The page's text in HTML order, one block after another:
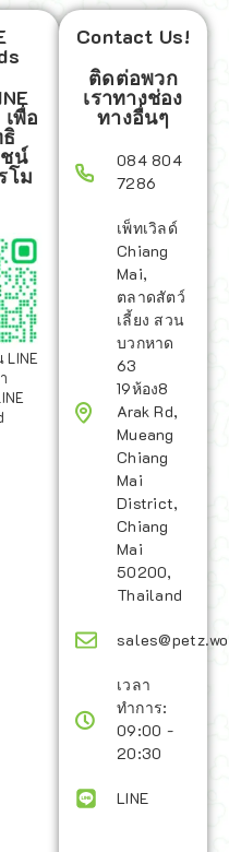
พื่อ
น์
โม
LINE
Contact Us!
ติดต่อพวก
เราทางช่อง
ทางอื่นๆ
084 804
7286
เพ็ทเวิลด์
Chiang
Mai,
ตลาดสัตว์
เลี้ยง สวน
บวกหาด
63
19ห้อง8
Arak Rd,
Mueang
Chiang
Mai
District,
Chiang
Mai
50200,
Thailand
เวลา
ทำการ:
09:00 -
20:30
LINE